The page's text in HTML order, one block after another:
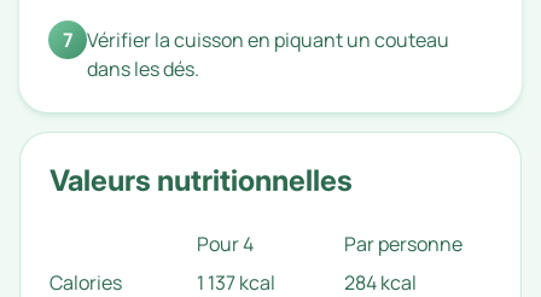
7 Vérifier la cuisson en piquant un couteau
dans les dés.
Valeurs nutritionnelles
Pour 4
Par personne
Calories
1 137 kcal
284 kcal